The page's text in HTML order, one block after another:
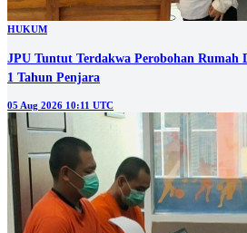
HUKUM
JPU Tuntut Terdakwa Perobohan Rumah
1 Tahun Penjara
05 Aug 2026 10:11 UTC